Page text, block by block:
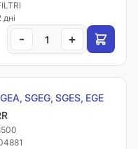
- +
SGEG, SGES, EGE